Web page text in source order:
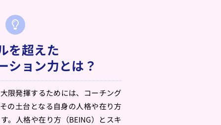
を超えた
ション力とは？
限発揮するためには、コーチング
の土台となる自身の人格や在り方
。人格や在り方（BEING）とスキ